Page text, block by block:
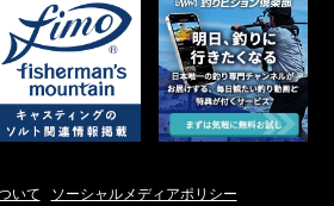
いて
ソーシャルメディアポリシー